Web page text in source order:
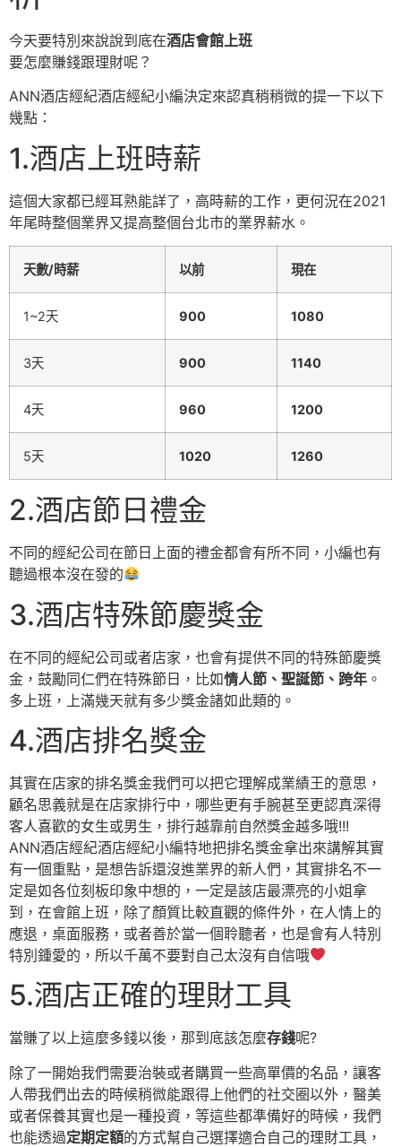
今天要特別來說說到底在酒店會館上班
要怎麼賺錢跟理財呢？
ANN酒店經紀酒店經紀小編決定來認真稍稍微的提一下以下
幾點：
1.酒店上班時薪
這個大家都已經耳熟能詳了，高時薪的工作，更何況在2021
年尾時整個業界又提高整個台北市的業界薪水。
天數/時薪 以前 現在
1~2天 900 1080
3天 900 1140
4天 960 1200
5天 1020 1260
2.酒店節日禮金
不同的經紀公司在節日上面的禮金都會有所不同，小編也有
聽過根本沒在發的
3.酒店特殊節慶獎金
在不同的經紀公司或者店家，也會有提供不同的特殊節慶獎
金，鼓勵同仁們在特殊節日，比如情人節、聖誕節、跨年 。
多上班，上滿幾天就有多少獎金諸如此類的。
4.酒店排名獎金
其實在店家的排名獎金我們可以把它理解成業績王的意思，
顧名思義就是在店家排行中，哪些更有手腕甚至更認真深得
客人喜歡的女生或男生，排行越靠前自然獎金越多哦!!!
ANN酒店經紀酒店經紀小編特地把排名獎金拿出來講解其實
有一個重點，是想告訴還沒進業界的新人們，其實排名不一
定是如各位刻板印象中想的，一定是該店最漂亮的小姐拿
到，在會館上班，除了顏質比較直觀的條件外，在人情上的
應退，桌面服務，或者善於當一個聆聽者，也是會有人特別
特別鍾愛的，所以千萬不要對自己太沒有自信哦
5.酒店正確的理財工具
當賺了以上這麼多錢以後，那到底該怎麼存錢呢?
除了一開始我們需要治裝或者購買一些高單價的名品，讓客
人帶我們出去的時候稍微能跟得上他們的社交圈以外，醫美
或者保養其實也是一種投資，等這些都準備好的時候，我們
也能透過定期定額的方式幫自己選擇適合自己的理財工具，